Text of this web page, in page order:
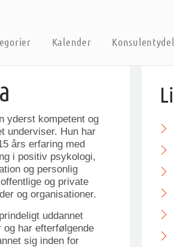
Kalender
yderst kompetent og
underviser. Hun har
års erfaring med
i positiv psykologi,
og personlig
og private
og organisationer.
uddannet
og har efterfølgende
sig inden for